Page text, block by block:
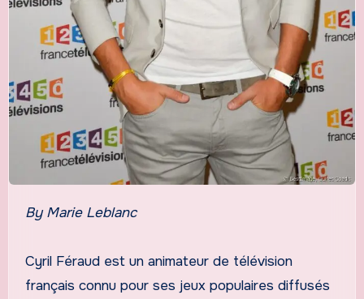
By Marie Leblanc
Cyril Féraud est un animateur de télévision
français connu pour ses jeux populaires diffusés